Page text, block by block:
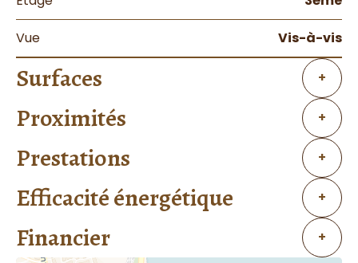
Vue Vis-à-vis
Surfaces +
Proximités +
Prestations +
Efficacité énergétique +
Financier +